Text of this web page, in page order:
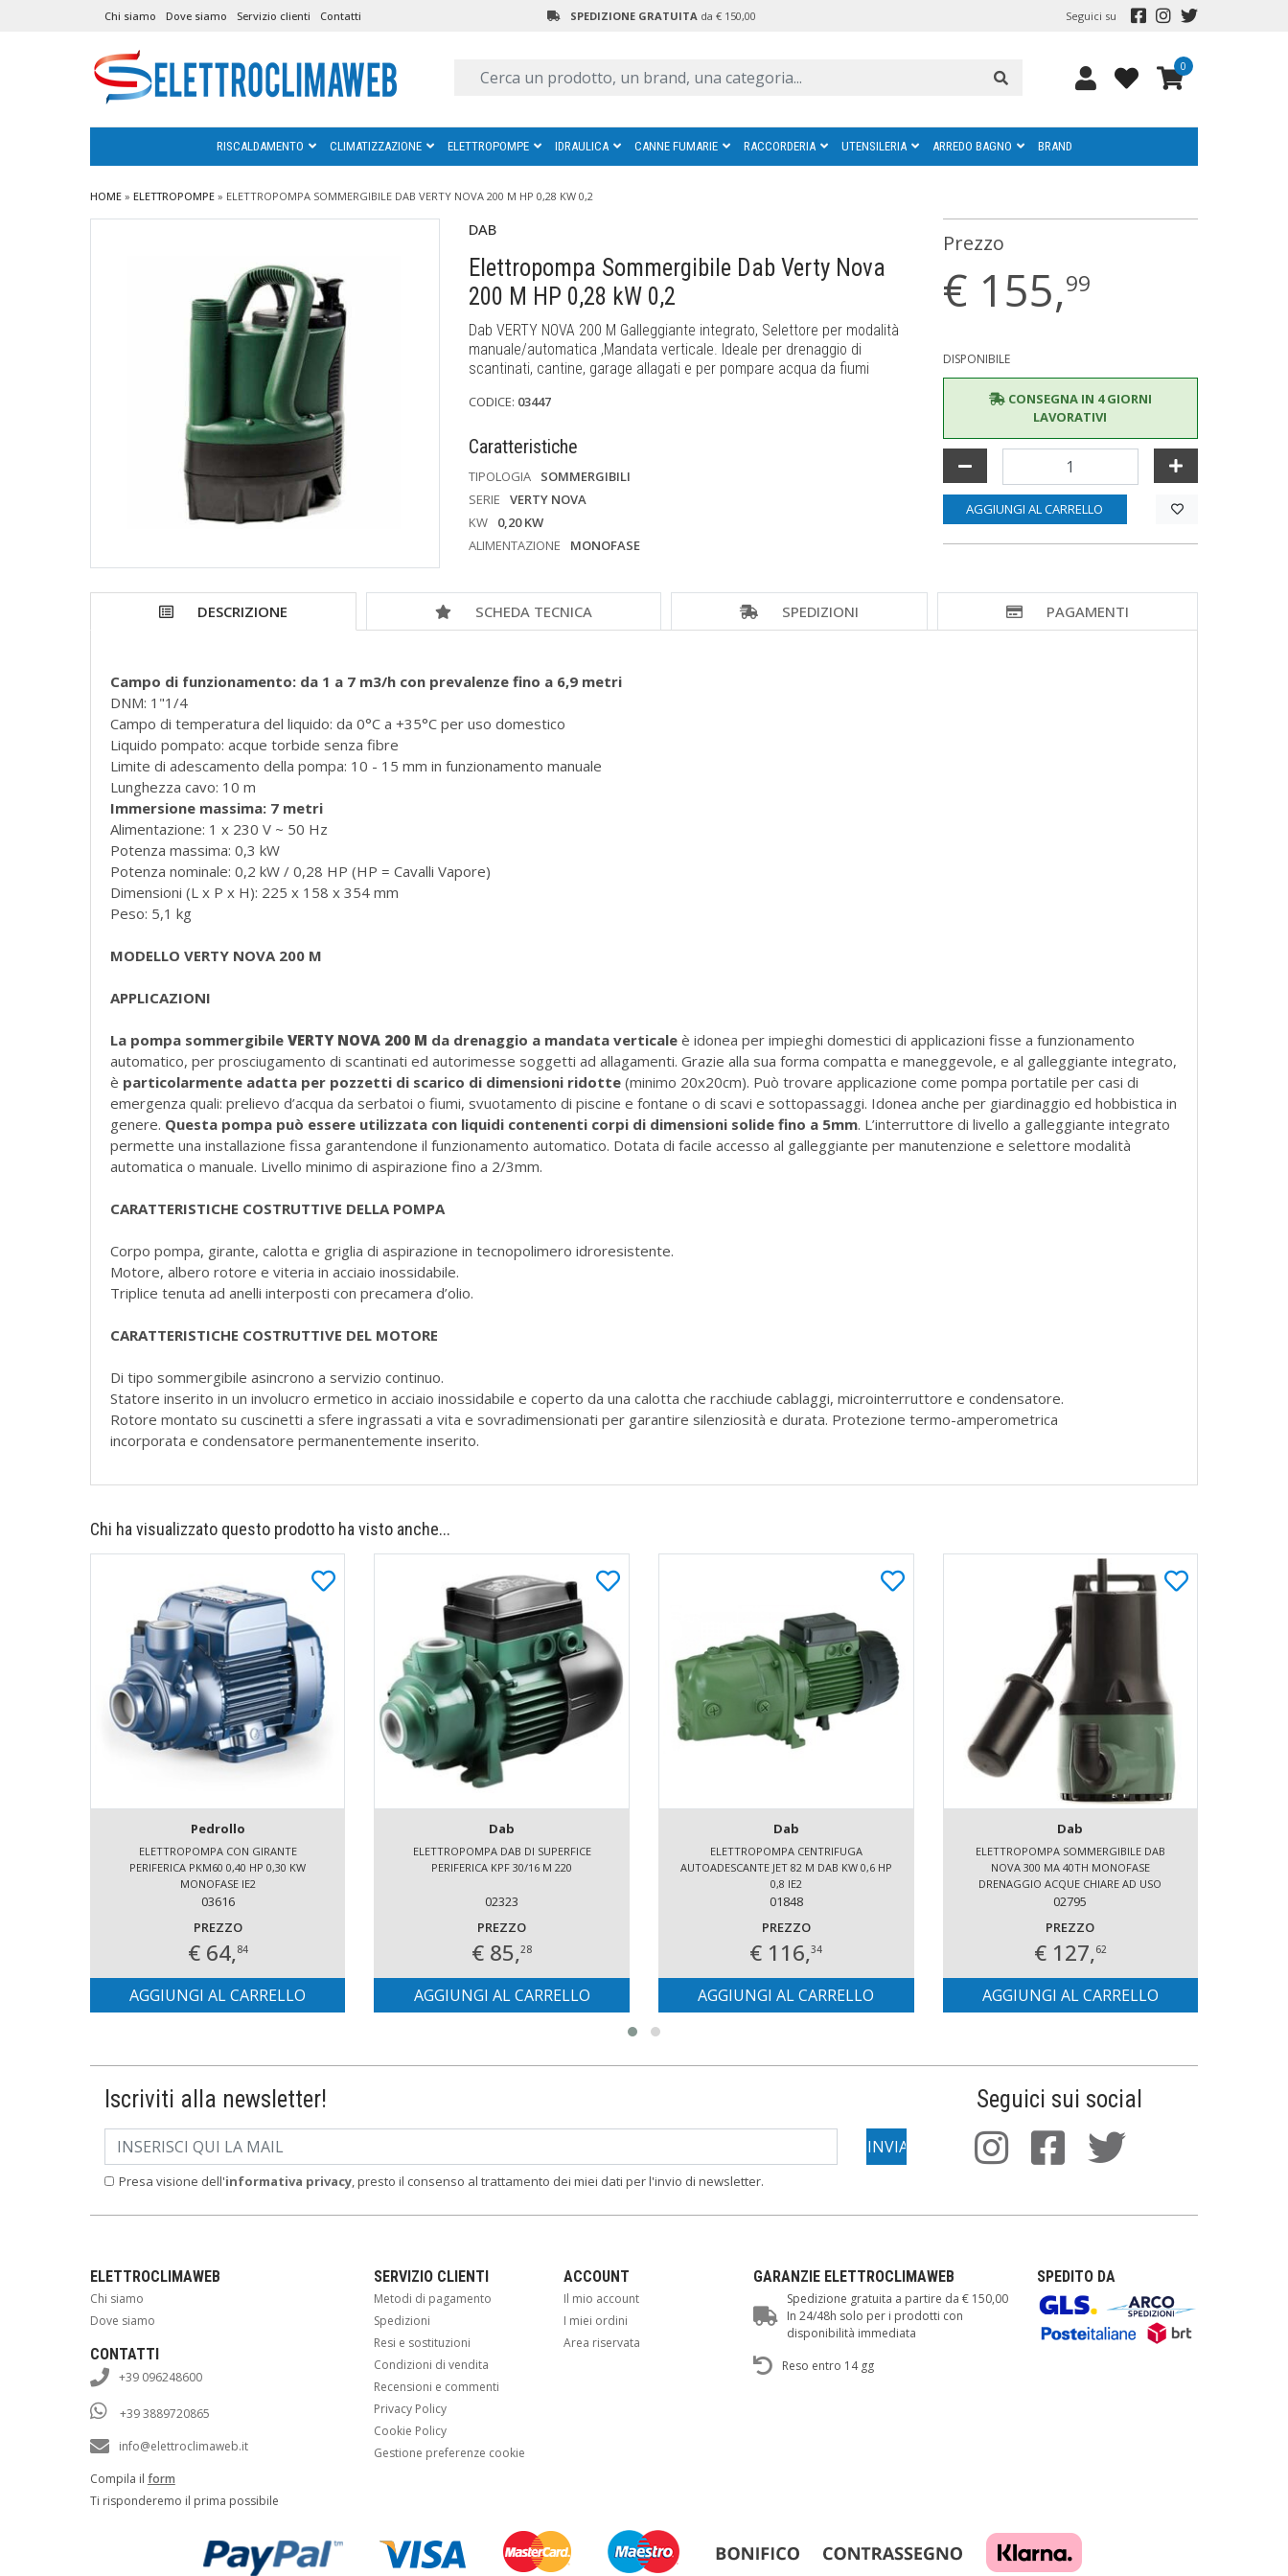
Chi siamo Dove siamo Servizio clienti Contatti SPEDIZIONE GRATUITA da € 150,00 Seguici su
0
RISCALDAMENTO CLIMATIZZAZIONE ELETTROPOMPE IDRAULICA CANNE FUMARIE RACCORDERIA UTENSILERIA ARREDO BAGNO BRAND
HOME» ELETTROPOMPE» ELETTROPOMPA SOMMERGIBILE DAB VERTY NOVA 200 M HP 0,28 KW 0,2
DAB
Elettropompa Sommergibile Dab Verty Nova
200 M HP 0,28 kW 0,2
Dab VERTY NOVA 200 M Galleggiante integrato, Selettore per modalità
manuale/automatica ,Mandata verticale. Ideale per drenaggio di
scantinati, cantine, garage allagati e per pompare acqua da fiumi
CODICE: 03447
Caratteristiche
TIPOLOGIA
SOMMERGIBILI
SERIE
VERTY NOVA
KW
0,20 KW
ALIMENTAZIONE
MONOFASE
Prezzo
€ 155,99
DISPONIBILE
CONSEGNA IN 4 GIORNI
LAVORATIVI
AGGIUNGI AL CARRELLO
DESCRIZIONE SCHEDA TECNICA SPEDIZIONI PAGAMENTI
Campo di funzionamento: da 1 a 7 m3/h con prevalenze fino a 6,9 metri
DNM: 1"1/4
Campo di temperatura del liquido: da 0°C a +35°C per uso domestico
Liquido pompato: acque torbide senza fibre
Limite di adescamento della pompa: 10 - 15 mm in funzionamento manuale
Lunghezza cavo: 10 m
Immersione massima: 7 metri
Alimentazione: 1 x 230 V ~ 50 Hz
Potenza massima: 0,3 kW
Potenza nominale: 0,2 kW / 0,28 HP (HP = Cavalli Vapore)
Dimensioni (L x P x H): 225 x 158 x 354 mm
Peso: 5,1 kg
MODELLO VERTY NOVA 200 M
APPLICAZIONI
La pompa sommergibile VERTY NOVA 200 M da drenaggio a mandata verticaleè idonea per impieghi domestici di applicazioni fisse a funzionamento
automatico, per prosciugamento di scantinati ed autorimesse soggetti ad allagamenti. Grazie alla sua forma compatta e maneggevole, e al galleggiante integrato,
è particolarmente adatta per pozzetti di scarico di dimensioni ridotte (minimo 20x20cm). Può trovare applicazione come pompa portatile per casi di
emergenza quali: prelievo d’acqua da serbatoi o fiumi, svuotamento di piscine e fontane o di scavi e sottopassaggi. Idonea anche per giardinaggio ed hobbistica in
genere. Questa pompa può essere utilizzata con liquidi contenenti corpi di dimensioni solide fino a 5mm. L’interruttore di livello a galleggiante integrato
permette una installazione fissa garantendone il funzionamento automatico. Dotata di facile accesso al galleggiante per manutenzione e selettore modalità
automatica o manuale. Livello minimo di aspirazione fino a 2/3mm.
CARATTERISTICHE COSTRUTTIVE DELLA POMPA
Corpo pompa, girante, calotta e griglia di aspirazione in tecnopolimero idroresistente.
Motore, albero rotore e viteria in acciaio inossidabile.
Triplice tenuta ad anelli interposti con precamera d’olio.
CARATTERISTICHE COSTRUTTIVE DEL MOTORE
Di tipo sommergibile asincrono a servizio continuo.
Statore inserito in un involucro ermetico in acciaio inossidabile e coperto da una calotta che racchiude cablaggi, microinterruttore e condensatore.
Rotore montato su cuscinetti a sfere ingrassati a vita e sovradimensionati per garantire silenziosità e durata. Protezione termo-amperometrica
incorporata e condensatore permanentemente inserito.
Chi ha visualizzato questo prodotto ha visto anche...
Pedrollo
ELETTROPOMPA CON GIRANTE
PERIFERICA PKM60 0,40 HP 0,30 KW
MONOFASE IE2
03616
PREZZO
€ 64,84
AGGIUNGI AL CARRELLO
Dab
ELETTROPOMPA DAB DI SUPERFICE
PERIFERICA KPF 30/16 M 220
02323
PREZZO
€ 85,28
AGGIUNGI AL CARRELLO
Dab
ELETTROPOMPA CENTRIFUGA
AUTOADESCANTE JET 82 M DAB KW 0,6 HP
0,8 IE2
01848
PREZZO
€ 116,34
AGGIUNGI AL CARRELLO
Dab
ELETTROPOMPA SOMMERGIBILE DAB
NOVA 300 MA 40TH MONOFASE
DRENAGGIO ACQUE CHIARE AD USO
DOMESTICO
02795
PREZZO
€ 127,62
AGGIUNGI AL CARRELLO
Iscriviti alla newsletter!
Presa visione dell'informativa privacy, presto il consenso al trattamento dei miei dati per l'invio di newsletter.
Seguici sui social
ELETTROCLIMAWEB
Chi siamo
Dove siamo
CONTATTI
+39 096248600
+39 3889720865
info@elettroclimaweb.it
Compila il form
Ti risponderemo il prima possibile
SERVIZIO CLIENTI
Metodi di pagamento
Spedizioni
Resi e sostituzioni
Condizioni di vendita
Recensioni e commenti
Privacy Policy
Cookie Policy
Gestione preferenze cookie
ACCOUNT
Il mio account
I miei ordini
Area riservata
GARANZIE ELETTROCLIMAWEB
Spedizione gratuita a partire da € 150,00
In 24/48h solo per i prodotti con
disponibilità immediata
Reso entro 14 gg
SPEDITO DA